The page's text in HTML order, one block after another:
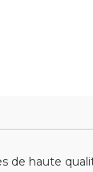
de haute